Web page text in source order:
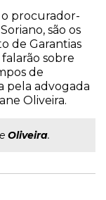
o procurador-
são os
de Garantias
falarão sobre
de
pela advogada
Oliveira.
Oliveira.